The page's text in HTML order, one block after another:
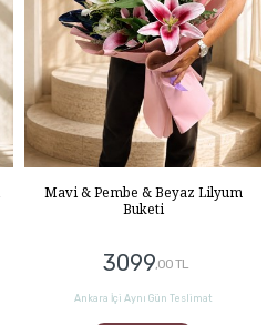
Mavi & Pembe & Beyaz Lilyum
Buketi
3099,00 TL
Ankara İçi Aynı Gün Teslimat